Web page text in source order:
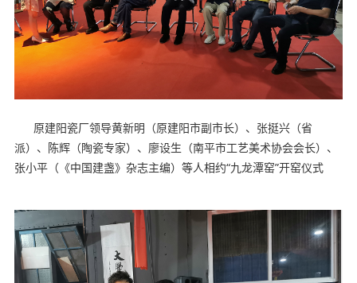
原建阳瓷厂领导黄新明（原建阳市副市长）、张挺兴（省
派）、陈辉（陶瓷专家）、廖设生（南平市工艺美术协会会长）、
张小平（《中国建盏》杂志主编）等人相约“九龙潭窑”开窑仪式